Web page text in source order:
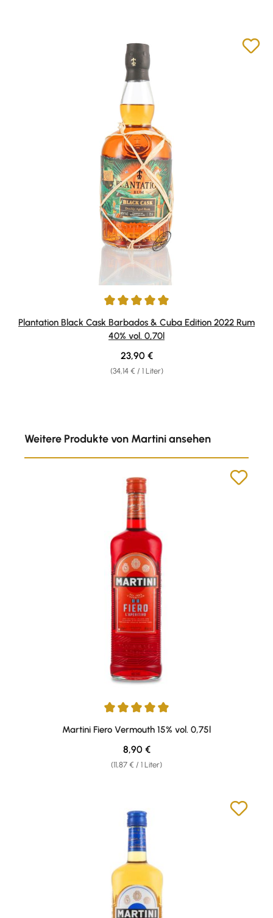
Durchschnittliche Bewertung von 5 von 5 Sternen
Plantation Black Cask Barbados & Cuba Edition 2022 Rum
40% vol. 0,70l
(34,14 € / 1 Liter)
Regulärer Preis:
23,90 €
Weitere Produkte von Martini ansehen
Durchschnittliche Bewertung von 5 von 5 Sternen
Martini Fiero Vermouth 15% vol. 0,75l
(11,87 € / 1 Liter)
Regulärer Preis:
8,90 €